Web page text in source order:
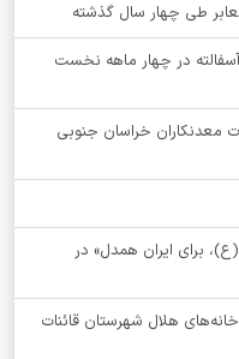
راه آسفالته در چهار ماهه نخست
معدنکاران خراسان جنوبی
برای ایران همدل» در
خانه‌های هلال شهرستان قائنات